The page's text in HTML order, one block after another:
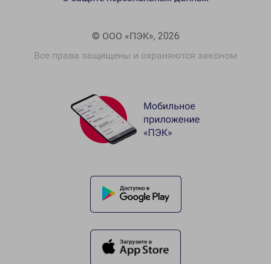
© ООО «ПЭК», 2026
Все права защищены и охраняются законом